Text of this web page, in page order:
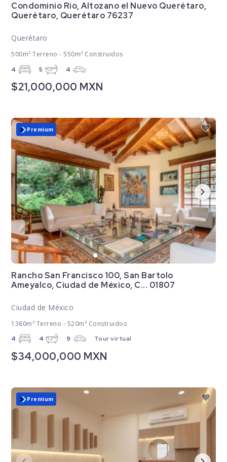
Condominio Rio, Altozano el Nuevo Querétaro,
Querétaro, Querétaro 76237
Querétaro
500m² Terreno - 550m² Construidos
4 5 4
$21,000,000 MXN
Rancho San Francisco 100, San Bartolo
Ameyalco, Ciudad de México, C... 01807
Ciudad de México
1380m² Terreno - 520m² Construidos
4 4 9 Tour virtual
$34,000,000 MXN
Premium
Premium